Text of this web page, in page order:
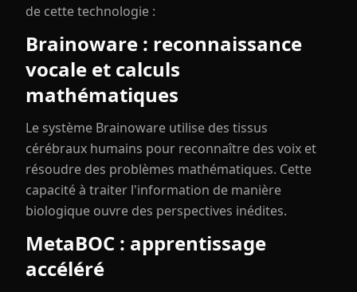
de cette technologie :
Brainoware : reconnaissance
vocale et calculs
mathématiques
Le système Brainoware utilise des tissus
cérébraux humains pour reconnaître des voix et
résoudre des problèmes mathématiques. Cette
capacité à traiter l'information de manière
biologique ouvre des perspectives inédites.
MetaBOC : apprentissage
accéléré